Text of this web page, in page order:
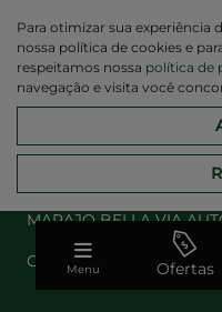
Desacelere.
MARAJO BELLA VIA
CNPJ: 86.986.296/0014-00
Menu Ofertas
Para otimizar sua experiência
nossa política de cookies e
respeitamos nossa política de
navegação e visita você